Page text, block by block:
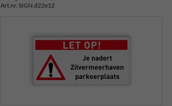
Art.nr. SIGN.d22e12